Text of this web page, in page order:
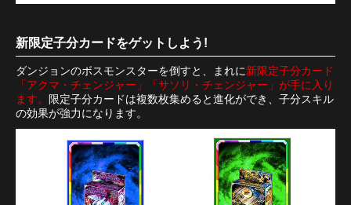
新限定子分カードをゲットしよう!
ダンジョンのボスモンスターを倒すと、まれに新限定子分カード
「アクマ・チェンジャー」「サソリ・チェンジャー」が手に入り
ます。
限定子分カードは複数枚集めると進化ができ、子分スキル
の効果が強力になります。